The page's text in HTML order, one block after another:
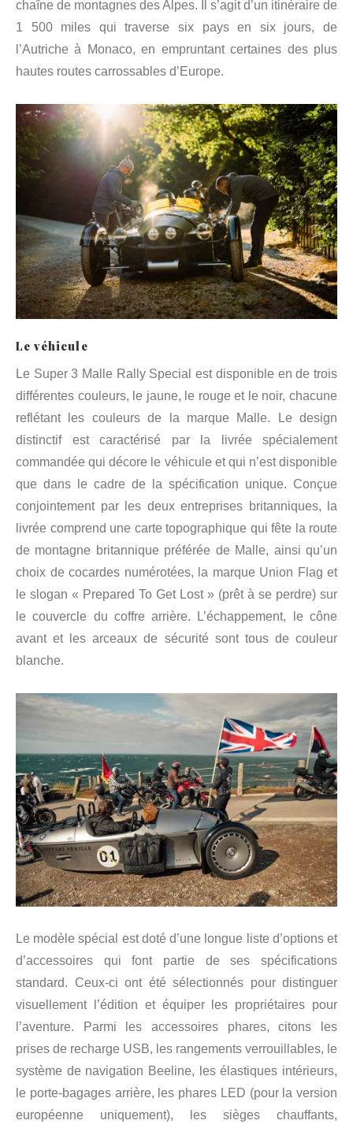
chaîne de montagnes des Alpes. Il s’agit d’un itinéraire de
1 500 miles qui traverse six pays en six jours, de
l’Autriche à Monaco, en empruntant certaines des plus
hautes routes carrossables d’Europe.
Le véhicule
Le Super 3 Malle Rally Special est disponible en de trois
différentes couleurs, le jaune, le rouge et le noir, chacune
reflétant les couleurs de la marque Malle. Le design
distinctif est caractérisé par la livrée spécialement
commandée qui décore le véhicule et qui n’est disponible
que dans le cadre de la spécification unique. Conçue
conjointement par les deux entreprises britanniques, la
livrée comprend une carte topographique qui fête la route
de montagne britannique préférée de Malle, ainsi qu’un
choix de cocardes numérotées, la marque Union Flag et
le slogan « Prepared To Get Lost » (prêt à se perdre) sur
le couvercle du coffre arrière. L’échappement, le cône
avant et les arceaux de sécurité sont tous de couleur
blanche.
Le modèle spécial est doté d’une longue liste d’options et
d’accessoires qui font partie de ses spécifications
standard. Ceux-ci ont été sélectionnés pour distinguer
visuellement l’édition et équiper les propriétaires pour
l’aventure. Parmi les accessoires phares, citons les
prises de recharge USB, les rangements verrouillables, le
système de navigation Beeline, les élastiques intérieurs,
le porte-bagages arrière, les phares LED (pour la version
européenne uniquement), les sièges chauffants,